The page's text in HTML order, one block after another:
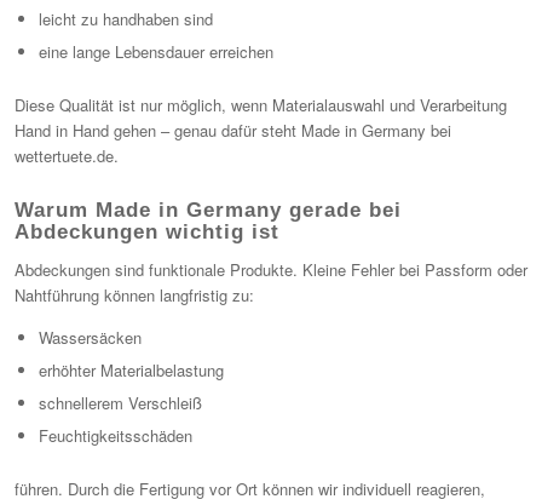
leicht zu handhaben sind
eine lange Lebensdauer erreichen
Diese Qualität ist nur möglich, wenn Materialauswahl und Verarbeitung
Hand in Hand gehen – genau dafür steht Made in Germany bei
wettertuete.de.
Warum Made in Germany gerade bei
Abdeckungen wichtig ist
Abdeckungen sind funktionale Produkte. Kleine Fehler bei Passform oder
Nahtführung können langfristig zu:
Wassersäcken
erhöhter Materialbelastung
schnellerem Verschleiß
Feuchtigkeitsschäden
führen. Durch die Fertigung vor Ort können wir individuell reagieren,